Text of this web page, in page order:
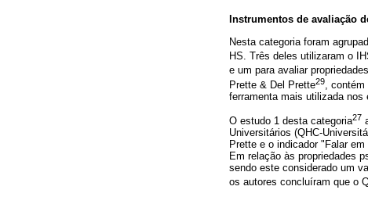
Instrumentos de avaliação
Nesta categoria foram
HS. Três deles utilizaram o
e um para avaliar
Prette & Del Prette29
,
ferramenta mais utilizada nos
O estudo 1 desta categoria27
Universitários (QHC-
Prette e o indicador "Falar
Em relação às propriedades
sendo este considerado um
os autores concluíram que o